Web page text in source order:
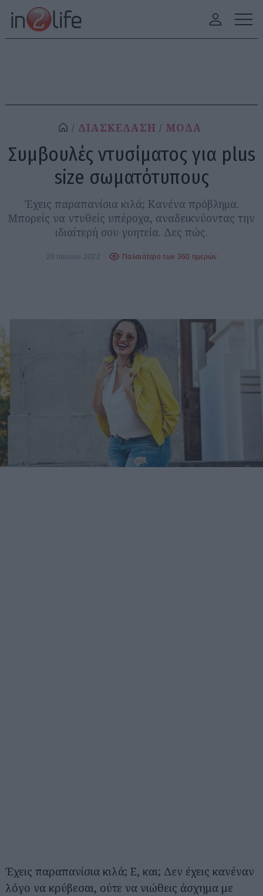
ΔΙΑΣΚΕΔΑΣΗ ΜΟΔΑ
Συμβουλές ντυσίματος για plus
size σωματότυπους
Έχεις παραπανίσια κιλά; Κανένα πρόβλημα.
Μπορείς να ντυθείς υπέροχα, αναδεικνύοντας την
ιδιαίτερή σου γοητεία. Δες πώς.
20 Ιουνίου 2022 Παλαιότερο των 360 ημερών
Έχεις παραπανίσια κιλά; Ε, και; Δεν έχεις κανέναν
λόγο να κρύβεσαι, ούτε να νιώθεις άσχημα με